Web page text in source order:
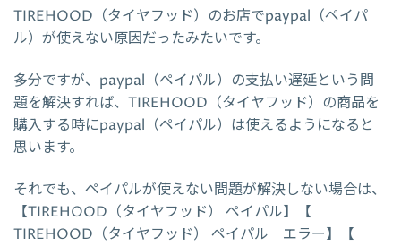
TIREHOOD（タイヤフッド）のお店でpaypal（ペイパ
ル）が使えない原因だったみたいです。
多分ですが、paypal（ペイパル）の支払い遅延という問
題を解決すれば、TIREHOOD（タイヤフッド）の商品を
購入する時にpaypal（ペイパル）は使えるようになると
思います。
それでも、ペイパルが使えない問題が解決しない場合は、
【TIREHOOD（タイヤフッド） ペイパル】【
TIREHOOD（タイヤフッド） ペイパル エラー】【